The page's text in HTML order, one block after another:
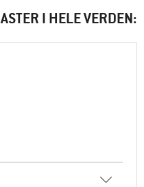
I HELE VERDEN: